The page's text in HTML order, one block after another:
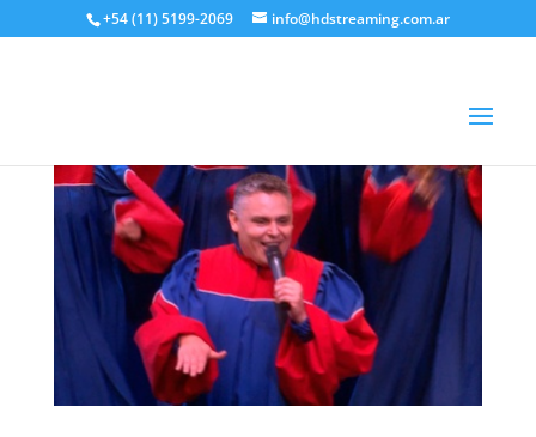
+54 (11) 5199-2069 info@hdstreaming.com.ar